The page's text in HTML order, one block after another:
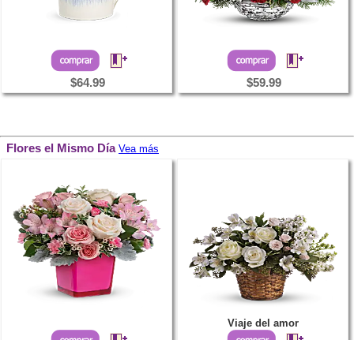
$64.99 $59.99
Flores el Mismo Día Vea más
Viaje del amor